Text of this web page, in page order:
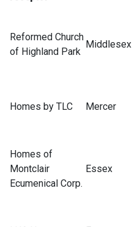
Reformed Church
of Highland Park
Middlesex
Homes by TLC Mercer
Homes of
Montclair
Ecumenical Corp.
Essex